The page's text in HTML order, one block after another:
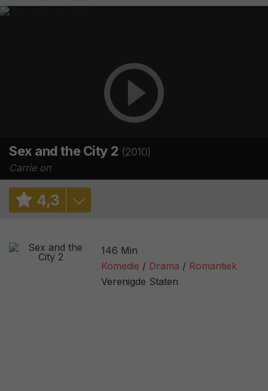
Sex and the City 2 (2010)
Carrie on
4,3
4,6/ 88663
16%
146 Min
Komedie
Drama
Romantiek
Verenigde Staten